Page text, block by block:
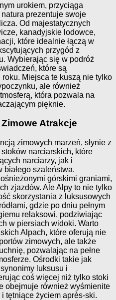
urokiem, przyciąga
prezentuje swoje
Od majestatycznych
kanadyjskie lodowce,
które idealnie łączą w
przygód z
Wybierając się w podróż
które są
Miejsca te kuszą nie tylko
ale również
która pozwala na
pięknie.
Atrakcje
zimowych marzeń, słynie z
narciarskich, które
narciarzy, jak i
białego szaleństwa.
górskimi graniami,
zjazdów. Ale Alpy to nie tylko
skorzystania z luksusowych
gdzie po dniu pełnym
relaksowi, podziwiając
w piersiach widoki. Warto
Alpach, które oferują nie
zimowych, ale także
pozwalając na pełne
Ośrodki takie jak
luksusu i
coś więcej niż tylko stoki
obejmuje również wyśmienite
tętniące życiem après-ski.